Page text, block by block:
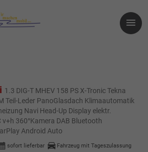
1.3 DIG-T MHEV 158 PS X-Tronic Tekna
Teil-Leder PanoGlasdach Klimaautomatik
Navi Head-Up Display elektr.
v+h 360°Kamera DAB Bluetooth
Android Auto
sofort lieferbar
Fahrzeug mit Tageszulassung